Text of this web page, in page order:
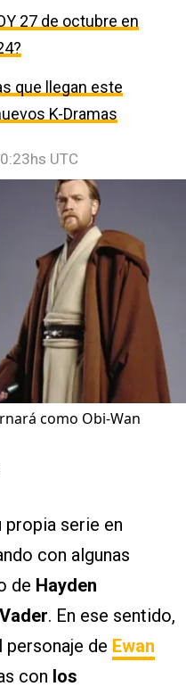
27 de octubre en
que llegan este
K-Dramas
UTC
como Obi-Wan
propia serie en
con algunas
de Hayden
. En ese sentido,
personaje de Ewan
con los